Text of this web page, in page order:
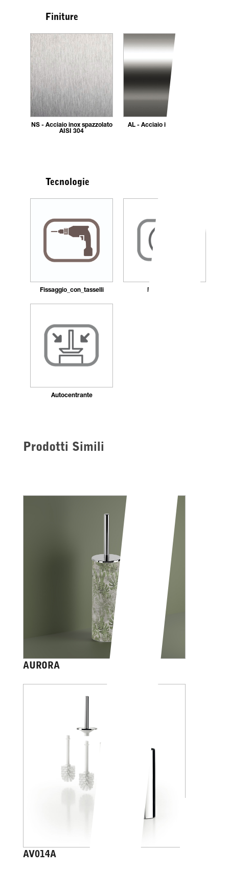
Finiture
NS - Acciaio inox spazzolato
AISI 304
AL - Acciaio inox AISI 304
Tecnologie
Fissaggio_con_tasselli Ricaricabile
Autocentrante
Prodotti Simili
AURORA
AV014A